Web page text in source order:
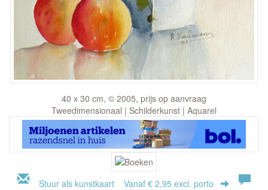
40 x 30 cm, © 2005, prijs op aanvraag
Tweedimensionaal | Schilderkunst | Aquarel
Stuur als kunstkaart Vanaf € 2,95 excl. porto